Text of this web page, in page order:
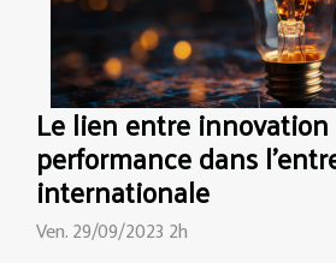
Le lien entre
performance dans
internationale
Ven. 29/09/2023 2h